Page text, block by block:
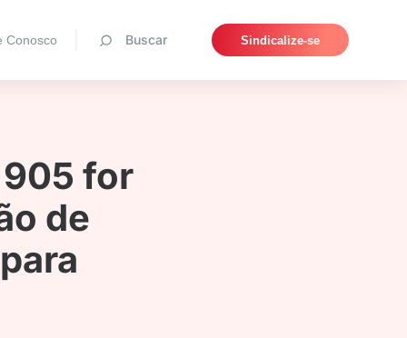
Conosco Buscar Sindicalize-se
Pesquisar
905 for
de